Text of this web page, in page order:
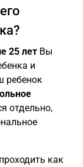
25 лет Вы
и
ребенок
отдельно,
как